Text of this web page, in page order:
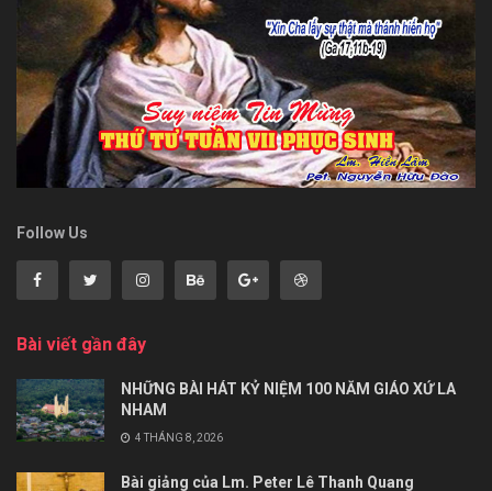
Follow Us
Bài viết gần đây
NHỮNG BÀI HÁT KỶ NIỆM 100 NĂM GIÁO XỨ LA
NHAM
4 THÁNG 8, 2026
Bài giảng của Lm. Peter Lê Thanh Quang